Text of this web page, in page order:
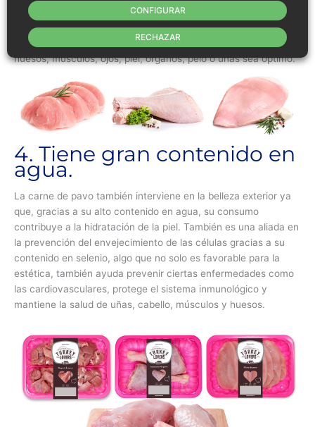
Este tipo de proteínas son las que contienen los aminoácidos
esenciales y en la cantidad necesaria para los seres humanos.
Ayuda a que el crecimiento, la formación y la renovación de los
huesos, músculos, ojos, piel, órganos, pelo o uñas sea óptimo.
4. Tiene gran contenido en
agua.
La carne de pavo también interviene en la belleza exterior ya
que, gracias a su alto contenido en agua, su consumo
contribuye a la hidratación de la piel. También es una aliada en
la prevención del envejecimiento de las células gracias a su
contenido en selenio, algo que no solo es favorable para la
estética, también ayuda prevenir ciertas enfermedades como
las cardiovasculares, protege el sistema inmunológico y
mantiene la salud de uñas, cabello, músculos y huesos.
RECHAZAR
CONFIGURAR